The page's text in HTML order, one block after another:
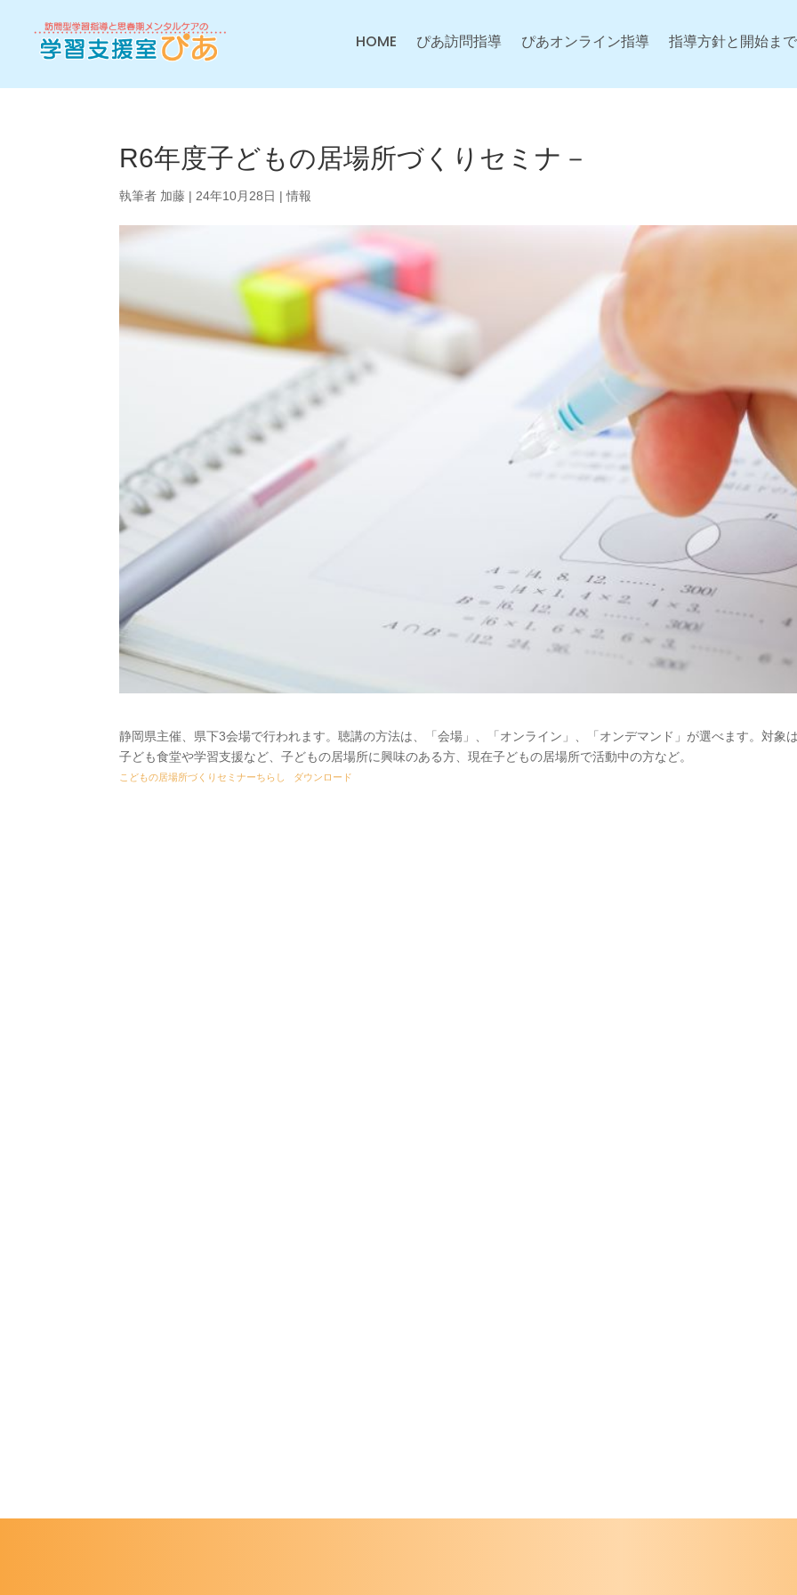
HOME ぴあ訪問指導 ぴあオンライン指導 指導方針と開始ま
R6年度子どもの居場所づくりセミナ－
執筆者 加藤 | 24年10月28日 |情報
静岡県主催、県下3会場で行われます。聴講の方法は、「会場」、「オンライン」、「オンデマンド」が選べます。対象
子ども食堂や学習支援など、子どもの居場所に興味のある方、現在子どもの居場所で活動中の方など。
こどもの居場所づくりセミナーちらし ダウンロード